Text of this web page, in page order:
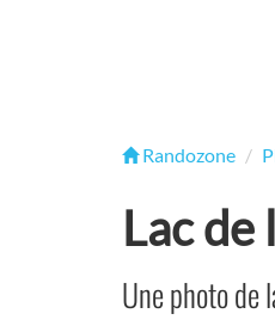
Randozone
Lac de
Une photo de